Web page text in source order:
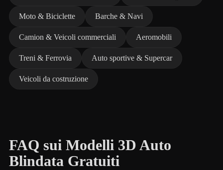
Moto & Biciclette Barche & Navi
Camion & Veicoli commerciali Aeromobili
Treni & Ferrovia Auto sportive & Supercar
Veicoli da costruzione
FAQ sui Modelli 3D Auto
Blindata Gratuiti